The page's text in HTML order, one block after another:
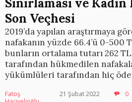
Sınırlaması ve Kadın
Son Veçhesi
2019’da yapılan araştırmaya
nafakanın yüzde 66.4’ü 0-500
bunların ortalama tutarı 262
tarafından hükmedilen
yükümlüleri tarafından hiç
Fatoş
21 Şubat 2022 0